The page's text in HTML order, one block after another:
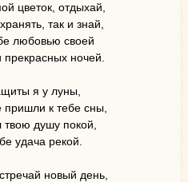
цветок, отдыхай,
так и знай,
любовью своей
ночей.
я у луны,
к тебе сны,
душу покой,
удача рекой.
новый день,